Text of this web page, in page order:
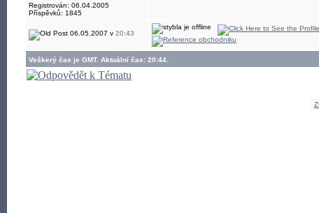
Registrován: 06.04.2005
Příspěvků: 1845
06.05.2007 v 20:43
Veškerý čas je GMT. Aktuální čas: 20:44.